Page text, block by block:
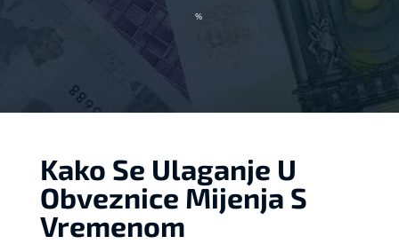
%
Kako Se Ulaganje U
Obveznice Mijenja S
Vremenom